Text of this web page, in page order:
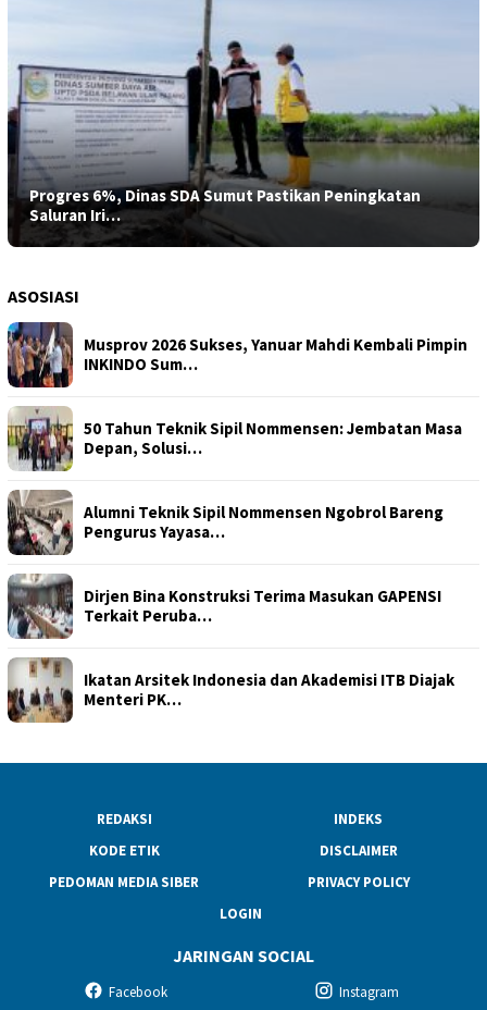
Progres 6%, Dinas SDA Sumut Pastikan Peningkatan
Saluran Iri…
ASOSIASI
Musprov 2026 Sukses, Yanuar Mahdi Kembali Pimpin
INKINDO Sum…
50 Tahun Teknik Sipil Nommensen: Jembatan Masa
Depan, Solusi…
Alumni Teknik Sipil Nommensen Ngobrol Bareng
Pengurus Yayasa…
Dirjen Bina Konstruksi Terima Masukan GAPENSI
Terkait Peruba…
Ikatan Arsitek Indonesia dan Akademisi ITB Diajak
Menteri PK…
REDAKSI
INDEKS
KODE ETIK
DISCLAIMER
PEDOMAN MEDIA SIBER
PRIVACY POLICY
LOGIN
JARINGAN SOCIAL
Facebook Instagram